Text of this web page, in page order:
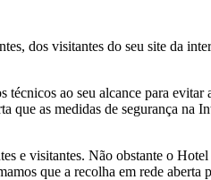
dos visitantes do seu site da
ao seu alcance para
as medidas de segurança
e visitantes. Não obstante o
que a recolha em rede